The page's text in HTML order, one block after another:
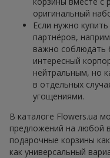
оригинальный
Если нужно
партнёров,
важно соблюдать
интересный
нейтральным, но
в отдельных
угощениями.
В каталоге Flowers.ua
предложений на любой
подарочные корзины
как универсальный